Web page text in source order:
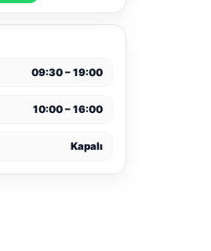
09:30 – 19:00
10:00 – 16:00
Kapalı